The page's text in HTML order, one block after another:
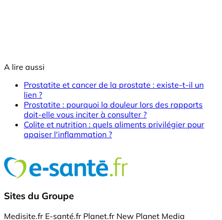
A lire aussi
Prostatite et cancer de la prostate : existe-t-il un
lien ?
Prostatite : pourquoi la douleur lors des rapports
doit-elle vous inciter à consulter ?
Colite et nutrition : quels aliments privilégier pour
apaiser l'inflammation ?
Sites du Groupe
Medisite.fr E-santé.fr Planet.fr New Planet Media